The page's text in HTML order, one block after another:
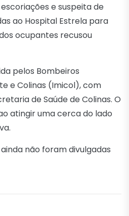
e suspeita de
ao Hospital Estrela para
ocupantes recusou
pelos Bombeiros
e Colinas (Imicol), com
de Saúde de Colinas. O
atingir uma cerca do lado
não foram divulgadas